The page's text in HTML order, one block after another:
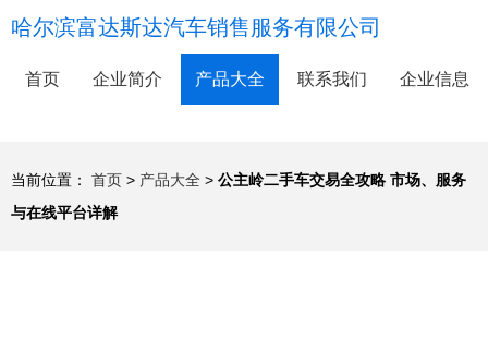
哈尔滨富达斯达汽车销售服务有限公司
首页 企业简介 产品大全 联系我们 企业信息
当前位置： 首页 > 产品大全 > 公主岭二手车交易全攻略 市场、服务
与在线平台详解